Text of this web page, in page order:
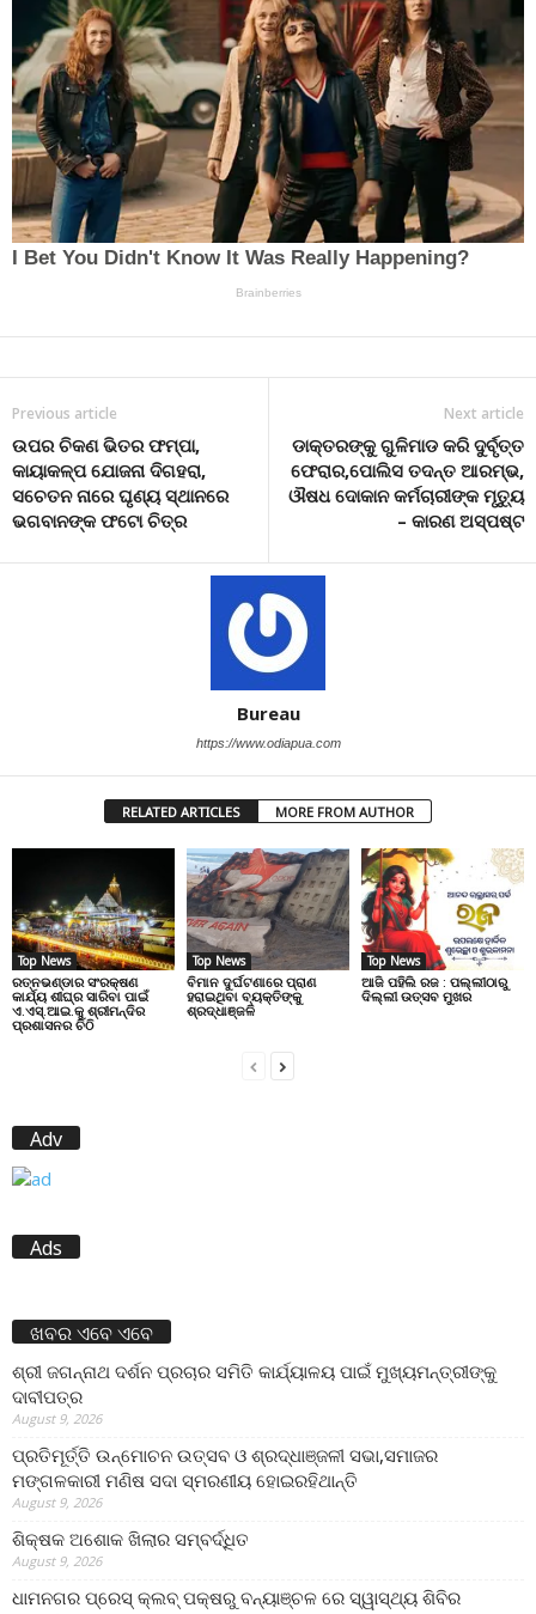
Previous article
ଉପର ଚିକଣ ଭିତର ଫମ୍ପା,
କାୟାକଳ୍ପ ଯୋଜନା ଦିଗହରା,
ସଚେତନ ନାରେ ଘୃଣ୍ୟ ସ୍ଥାନରେ
ଭଗବାନଙ୍କ ଫଟୋ ଚିତ୍ର
Next article
ଡାକ୍ତରଙ୍କୁ ଗୁଳିମାଡ କରି ଦୁର୍ବୃତ୍ତ
ଫେରାର,ପୋଲିସ ତଦନ୍ତ ଆରମ୍ଭ,
ଔଷଧ ଦୋକାନ କର୍ମଚାରୀଙ୍କ ମୃତ୍ୟୁ
– କାରଣ ଅସ୍ପଷ୍ଟ
Bureau
https://www.odiapua.com
RELATED ARTICLES MORE FROM AUTHOR
Top News
ରତ୍ନଭଣ୍ଡାର ସଂରକ୍ଷଣ
କାର୍ଯ୍ୟ ଶୀଘ୍ର ସାରିବା ପାଇଁ
ଏ.ଏସ୍.ଆଇ.କୁ ଶ୍ରୀମନ୍ଦିର
ପ୍ରଶାସନର ଚିଠି
Top News
ବିମାନ ଦୁର୍ଘଟଣାରେ ପ୍ରାଣ
ହରାଇଥିବା ବ୍ୟକ୍ତିଙ୍କୁ
ଶ୍ରଦ୍ଧାଞ୍ଜଳି
Top News
ଆଜି ପହିଲି ରଜ : ପଲ୍ଲୀଠାରୁ
ଦିଲ୍ଲୀ ଉତ୍ସବ ମୁଖର
Adv
Ads
ଖବର ଏବେ ଏବେ
ଶ୍ରୀ ଜଗନ୍ନାଥ ଦର୍ଶନ ପ୍ରଚାର ସମିତି କାର୍ଯ୍ୟାଳୟ ପାଇଁ ମୁଖ୍ୟମନ୍ତ୍ରୀଙ୍କୁ
ଦାବୀପତ୍ର
August 9, 2026
ପ୍ରତିମୂର୍ତ୍ତି ଉନ୍ମୋଚନ ଉତ୍ସବ ଓ ଶ୍ରଦ୍ଧାଞ୍ଜଳୀ ସଭା,ସମାଜର
ମଙ୍ଗଳକାରୀ ମଣିଷ ସଦା ସ୍ମରଣୀୟ ହୋଇରହିଥାନ୍ତି
August 9, 2026
ଶିକ୍ଷକ ଅଶୋକ ଖିଲାର ସମ୍ବର୍ଦ୍ଧିତ
August 9, 2026
ଧାମନଗର ପ୍ରେସ୍ କ୍ଲବ୍ ପକ୍ଷରୁ ବନ୍ୟାଞ୍ଚଳ ରେ ସ୍ୱାସ୍ଥ୍ୟ ଶିବିର